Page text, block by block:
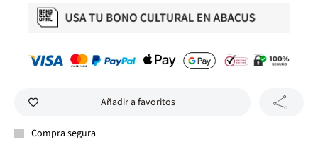
Añadir a favoritos
Compra segura